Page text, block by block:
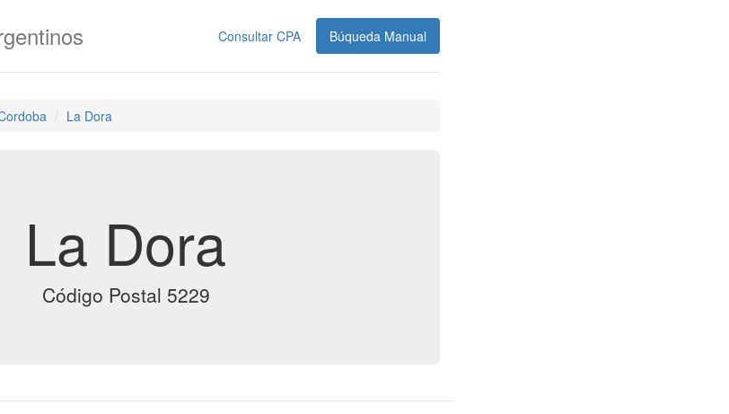
Consultar CPA Búqueda Manual
La Dora
La Dora
Código Postal 5229